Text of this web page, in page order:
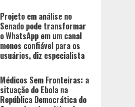
Projeto em análise no
Senado pode transformar
o WhatsApp em um canal
menos confiável para os
usuários, diz especialista
Médicos Sem Fronteiras: a
situação do Ebola na
República Democrática do